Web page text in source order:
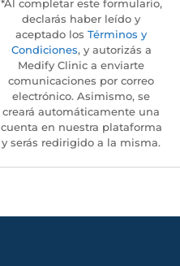
*Al completar este formulario,
declarás haber leído y
aceptado los Términos y
Condiciones, y autorizás a
Medify Clinic a enviarte
comunicaciones por correo
electrónico. Asimismo, se
creará automáticamente una
cuenta en nuestra plataforma
y serás redirigido a la misma.